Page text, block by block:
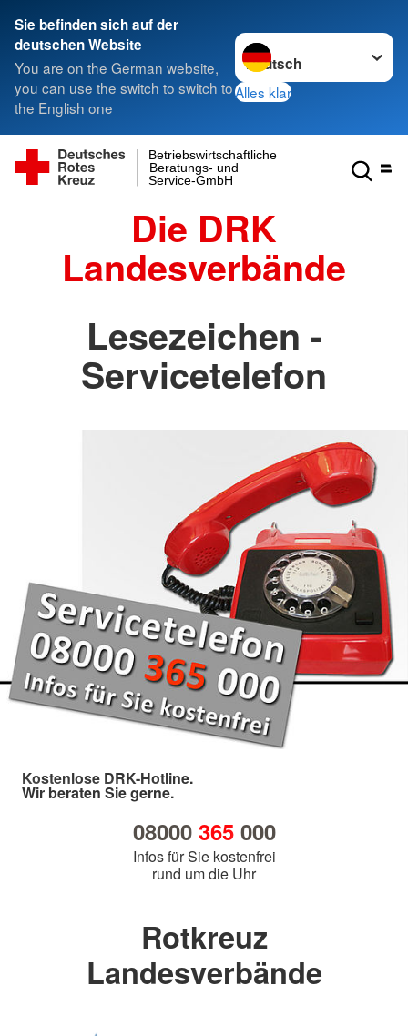
Sie befinden sich auf der
deutschen Website
You are on the German website,
you can use the switch to switch to
the English one
Sprache wechseln zu
Alles klar
Service-GmbH
Beratungs- und
Betriebswirtschaftliche
Die DRK
Landesverbände
Lesezeichen -
Servicetelefon
Kostenlose DRK-Hotline.
Wir beraten Sie gerne.
08000 365000
Infos für Sie kostenfrei
rund um die Uhr
Rotkreuz
Landesverbände